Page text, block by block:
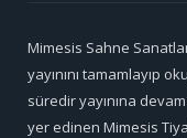
Mimesis Sahne
yayınını tamamlayıp
süredir yayınına
yer edinen Mimesis